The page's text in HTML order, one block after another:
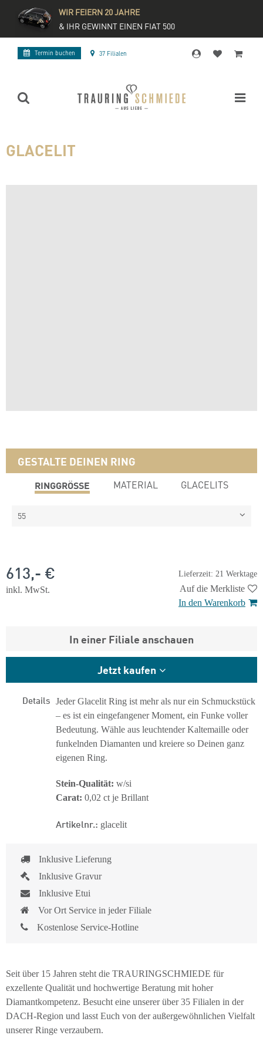
WIR FEIERN 20 JAHRE
& IHR GEWINNT EINEN FIAT 500
Termin buchen 37 Filialen
GLACELIT
Details Jeder Glacelit Ring ist mehr als nur ein Schmuckstück
– es ist ein eingefangener Moment, ein Funke voller
Bedeutung. Wähle aus leuchtender Kaltemaille oder
funkelnden Diamanten und kreiere so Deinen ganz
eigenen Ring.
Stein-Qualität: w/si
Carat: 0,02 ct je Brillant
Artikelnr.: glacelit
GESTALTE DEINEN RING
RINGGRÖSSE MATERIAL GLACELITS
55
Lieferzeit: 21 Werktage
613,- €
inkl. MwSt.
Auf die Merkliste
In den Warenkorb
In einer Filiale anschauen
Jetzt kaufen
Inklusive Lieferung
Inklusive Gravur
Inklusive Etui
Vor Ort Service in jeder Filiale
Kostenlose Service-Hotline
Seit über 15 Jahren steht die TRAURINGSCHMIEDE für
exzellente Qualität und hochwertige Beratung mit hoher
Diamantkompetenz. Besucht eine unserer über 35 Filialen in der
DACH-Region und lasst Euch von der außergewöhnlichen Vielfalt
unserer Ringe verzaubern.